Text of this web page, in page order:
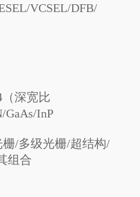
VCSEL/DFB/
深宽比
GaAs/InP
/多级光栅/超结构/
组合